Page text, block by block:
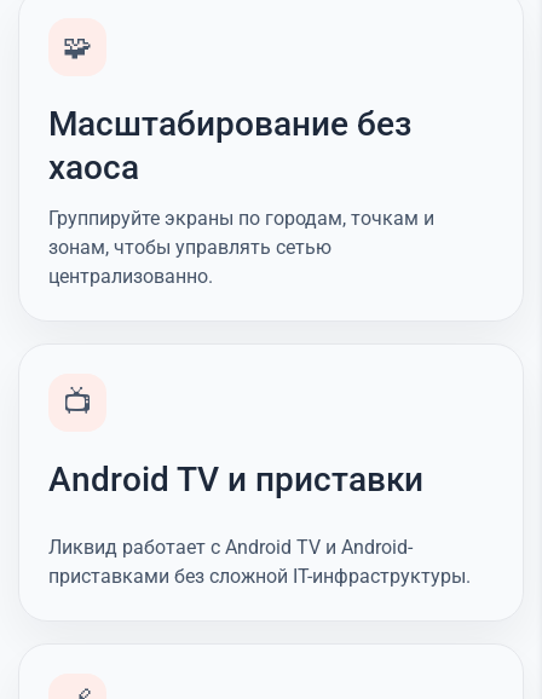
🧩
Масштабирование без
хаоса
Группируйте экраны по городам, точкам и
зонам, чтобы управлять сетью
централизованно.
📺
Android TV и приставки
Ликвид работает с Android TV и Android-
приставками без сложной IT-инфраструктуры.